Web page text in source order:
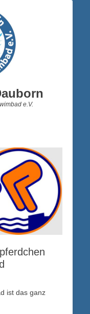
e.V.
ist das ganz